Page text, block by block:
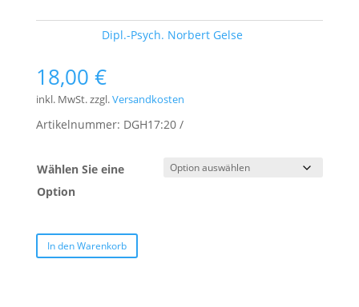
Dipl.-Psych. Norbert Gelse
18,00 €
inkl. MwSt.zzgl.Versandkosten
Artikelnummer: DGH17:20
Wählen Sie eine
Option
In den Warenkorb